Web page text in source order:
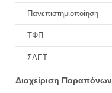
Πανεπιστημιοποίηση
ΤΦΠ
ΣΑΕΤ
Διαχείριση Παραπόνων